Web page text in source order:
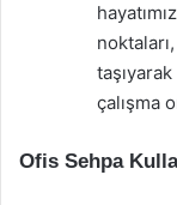
çalışma
Ofis Sehpa